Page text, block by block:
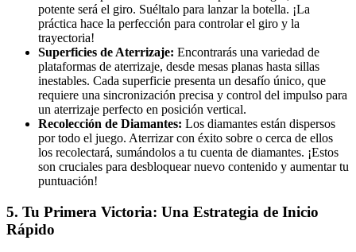
potente será el giro. Suéltalo para lanzar la botella. ¡La
práctica hace la perfección para controlar el giro y la
trayectoria!
Superficies de Aterrizaje: Encontrarás una variedad de
plataformas de aterrizaje, desde mesas planas hasta sillas
inestables. Cada superficie presenta un desafío único, que
requiere una sincronización precisa y control del impulso para
un aterrizaje perfecto en posición vertical.
Recolección de Diamantes: Los diamantes están dispersos
por todo el juego. Aterrizar con éxito sobre o cerca de ellos
los recolectará, sumándolos a tu cuenta de diamantes. ¡Estos
son cruciales para desbloquear nuevo contenido y aumentar tu
puntuación!
5. Tu Primera Victoria: Una Estrategia de Inicio
Rápido